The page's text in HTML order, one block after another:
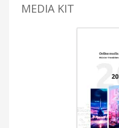
MEDIA KIT